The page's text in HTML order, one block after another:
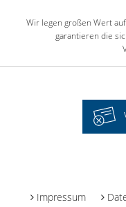
Wir legen großen Wert
garantieren die
Impressum